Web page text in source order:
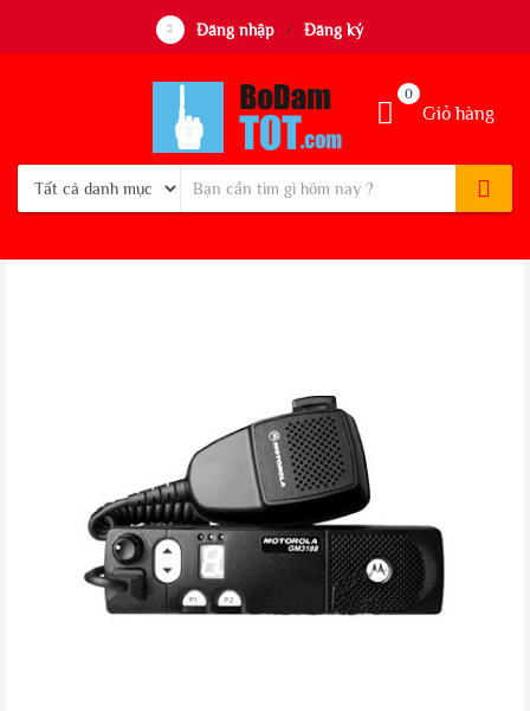
Đăng nhập / Đăng ký
Giỏ hàng
0